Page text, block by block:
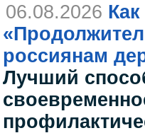
06.08.2026
россиянам
Лучший